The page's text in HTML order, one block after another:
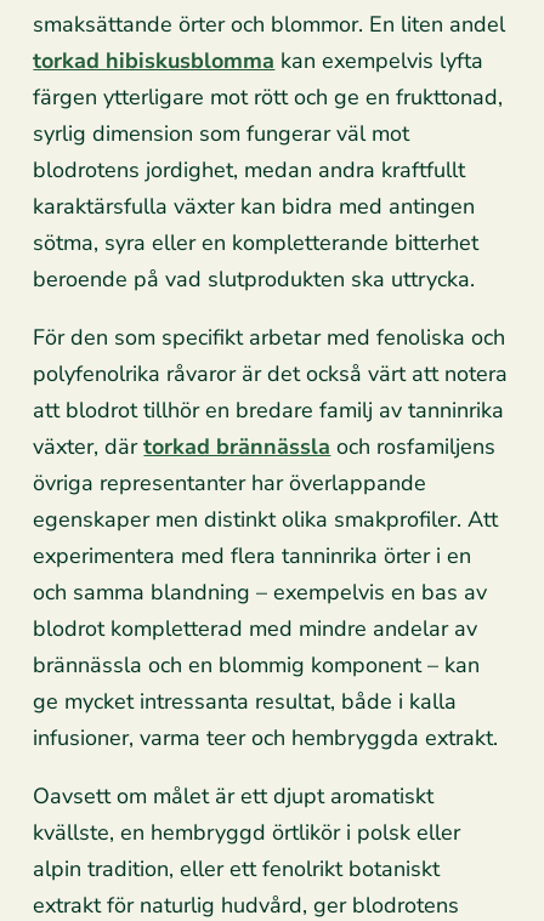
smaksättande örter och blommor. En liten andel
torkad hibiskusblomma kan exempelvis lyfta
färgen ytterligare mot rött och ge en frukttonad,
syrlig dimension som fungerar väl mot
blodrotens jordighet, medan andra kraftfullt
karaktärsfulla växter kan bidra med antingen
sötma, syra eller en kompletterande bitterhet
beroende på vad slutprodukten ska uttrycka.
För den som specifikt arbetar med fenoliska och
polyfenolrika råvaror är det också värt att notera
att blodrot tillhör en bredare familj av tanninrika
växter, därtorkad brännässla och rosfamiljens
övriga representanter har överlappande
egenskaper men distinkt olika smakprofiler. Att
experimentera med flera tanninrika örter i en
och samma blandning – exempelvis en bas av
blodrot kompletterad med mindre andelar av
brännässla och en blommig komponent – kan
ge mycket intressanta resultat, både i kalla
infusioner, varma teer och hembryggda extrakt.
Oavsett om målet är ett djupt aromatiskt
kvällste, en hembryggd örtlikör i polsk eller
alpin tradition, eller ett fenolrikt botaniskt
extrakt för naturlig hudvård, ger blodrotens